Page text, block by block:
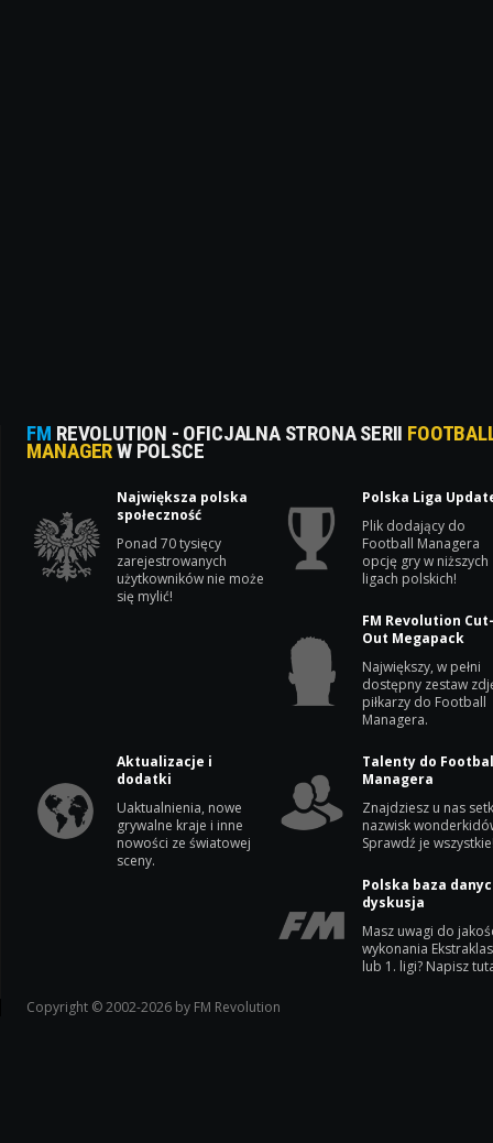
FM REVOLUTION - OFICJALNA STRONA SERII
MANAGERW POLSCE
Największa polska
społeczność
Ponad 70 tysięcy
zarejestrowanych
użytkowników nie może
się mylić!
Polska Liga
Plik dodający do
Football Managera
opcję gry w niższych
ligach polskich!
FM Revolution
Out Megapack
Największy, w pełni
dostępny zestaw
piłkarzy do Football
Managera.
Aktualizacje i
dodatki
Uaktualnienia, nowe
grywalne kraje i inne
nowości ze światowej
sceny.
Talenty do
Managera
Znajdziesz u nas
nazwisk
Sprawdź je
Polska baza
dyskusja
Masz uwagi do
wykonania
lub 1. ligi? Napisz
Copyright © 2002-2026 by FM Revolution